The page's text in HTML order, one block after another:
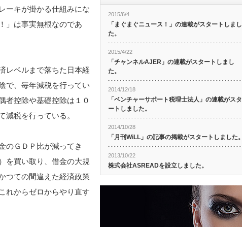
ーキが掛かる仕組みにな
」は事実無根なのであ
レベルまで落ちた日本経
で、毎年減税を行ってい
者控除や基礎控除は１０
税を行っている。
のＧＤＰ比が減ってき
を買い取り、借金の大規
つての間違えた経済政策
れからゼロからやり直す
2015/6/4
「まぐまぐニュース！」の連載がスタートしまし
た。
2015/4/22
「チャンネルAJER」の連載がスタートしまし
た。
2014/12/18
「ベンチャーサポート税理士法人」の連載がスタ
ートしました。
2014/10/28
「月刊WiLL」の記事の掲載がスタートしました。
2013/10/22
株式会社ASREADを設立しました。